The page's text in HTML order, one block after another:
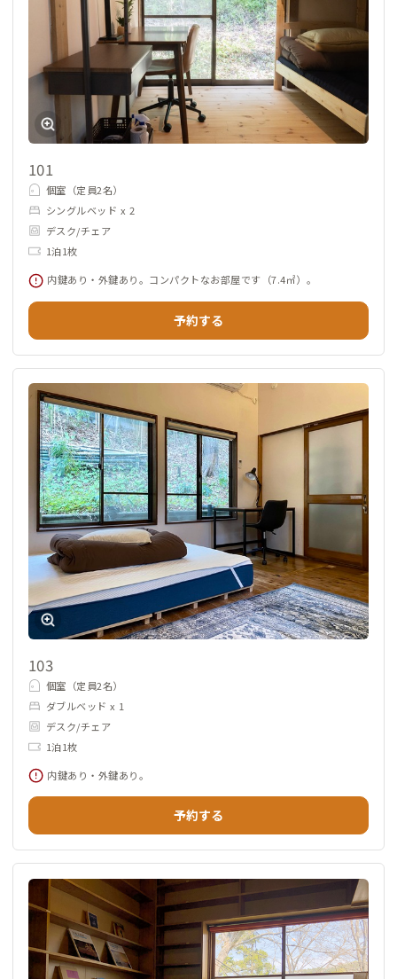
101
個室（定員2名）
シングルベッド x 2
デスク/チェア
1泊1枚
内鍵あり・外鍵あり。コンパクトなお部屋です（7.4㎡）。
予約する
103
個室（定員2名）
ダブルベッド x 1
デスク/チェア
1泊1枚
内鍵あり・外鍵あり。
予約する